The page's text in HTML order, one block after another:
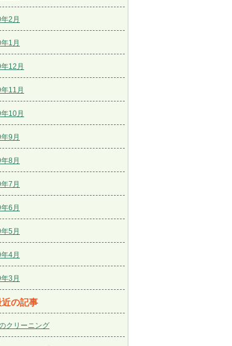
2月
1月
12月
11月
10月
9月
8月
7月
6月
5月
4月
3月
近の記事
クリーニング